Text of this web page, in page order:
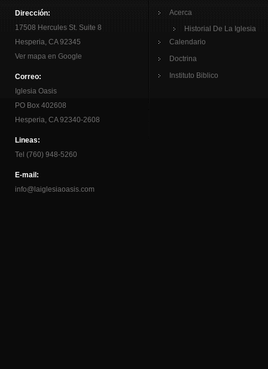
Dirección:
17508 Hercules St. Suite 8
Hesperia, CA 92345
Ver mapa en Google
Correo:
Iglesia Oasis
PO Box 402608
Hesperia, CA 92340-2608
Lineas:
Tel (760) 948-5260
E-mail:
info@laiglesiaoasis.com
Acerca
Historial De La Iglesia
Calendario
Doctrina
Instituto Biblico